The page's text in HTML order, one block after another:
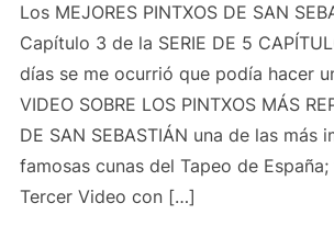
Los MEJORES PINTXOS DE SAN
Capítulo 3 de la SERIE DE 5
días se me ocurrió que podía hacer
VIDEO SOBRE LOS PINTXOS MÁS
DE SAN SEBASTIÁN una de las más
famosas cunas del Tapeo de
Tercer Video con […]